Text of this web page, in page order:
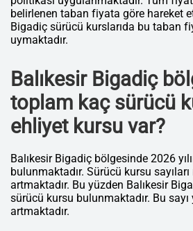
belirlenen taban fiyata göre hareket
Bigadiç sürücü kurslarıda bu taban
uymaktadır.
Balıkesir Bigadiç
toplam kaç sürücü
ehliyet kursu var?
Balıkesir Bigadiç bölgesinde 2026
bulunmaktadır. Sürücü kursu
artmaktadır. Bu yüzden Balıkesir
sürücü kursu bulunmaktadır. Bu sayı
artmaktadır.